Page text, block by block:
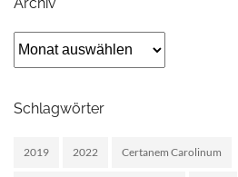
Archiv
Schlagwörter
2019 2022 Certanem Carolinum